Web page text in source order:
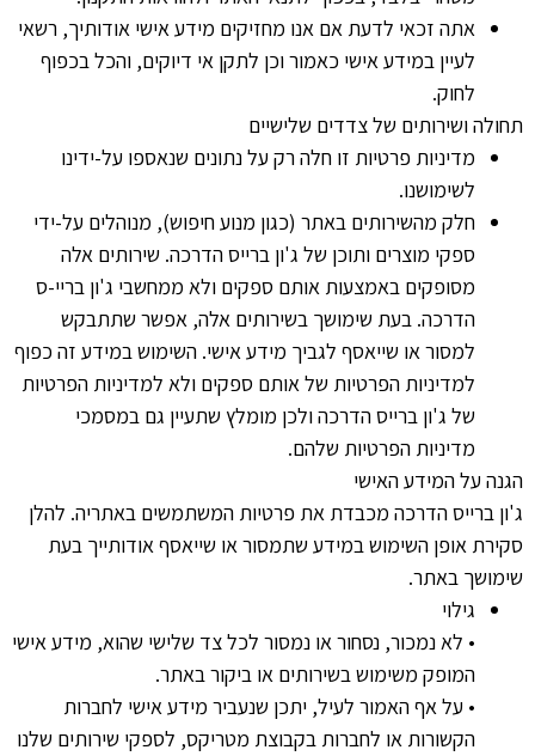
אתה זכאי לדעת אם אנו מחזיקים מידע אישי אודותיך, רשאי
לעיין במידע אישי כאמור וכן לתקן אי דיוקים, והכל בכפוף
לחוק.
תחולה ושירותים של צדדים שלישיים
מדיניות פרטיות זו חלה רק על נתונים שנאספו על-ידינו
לשימושנו.
חלק מהשירותים באתר (כגון מנוע חיפוש), מנוהלים על-ידי
ספקי מוצרים ותוכן של ג'ון ברייס הדרכה. שירותים אלה
מסופקים באמצעות אותם ספקים ולא ממחשבי ג'ון בריי-ס
הדרכה. בעת שימושך בשירותים אלה, אפשר שתתבקש
למסור או שייאסף לגביך מידע אישי. השימוש במידע זה כפוף
למדיניות הפרטיות של אותם ספקים ולא למדיניות הפרטיות
של ג'ון ברייס הדרכה ולכן מומלץ שתעיין גם במסמכי
מדיניות הפרטיות שלהם.
הגנה על המידע האישי
ג'ון ברייס הדרכה מכבדת את פרטיות המשתמשים באתריה. להלן
סקירת אופן השימוש במידע שתמסור או שייאסף אודותייך בעת
שימושך באתר.
גילוי
• לא נמכור, נסחור או נמסור לכל צד שלישי שהוא, מידע אישי
המופק משימוש בשירותים או ביקור באתר.
• על אף האמור לעיל, יתכן שנעביר מידע אישי לחברות
הקשורות או לחברות בקבוצת מטריקס, לספקי שירותים שלנו